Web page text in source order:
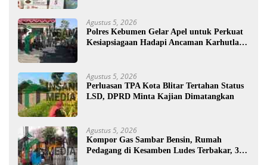
Agustus 5, 2026
Polres Kebumen Gelar Apel untuk Perkuat
Kesiapsiagaan Hadapi Ancaman Karhutla di
Agustus 5, 2026
Perluasan TPA Kota Blitar Tertahan Status
LSD, DPRD Minta Kajian Dimatangkan
Agustus 5, 2026
Kompor Gas Sambar Bensin, Rumah
Pedagang di Kesamben Ludes Terbakar, 3